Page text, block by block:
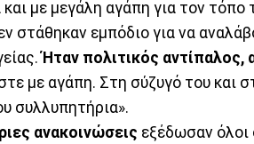
με μεγάλη αγάπη για τον τόπο
στάθηκαν εμπόδιο για να
Ήταν πολιτικός αντίπαλος,
με αγάπη. Στη σύζυγό του και
συλλυπητήρια».
ανακοινώσεις εξέδωσαν